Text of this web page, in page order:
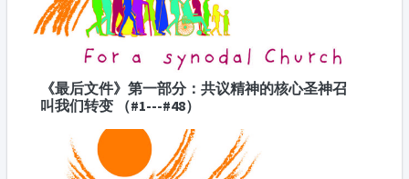
《最后文件》第一部分：共议精神的核心圣神召
叫我们转变 （#1---#48）